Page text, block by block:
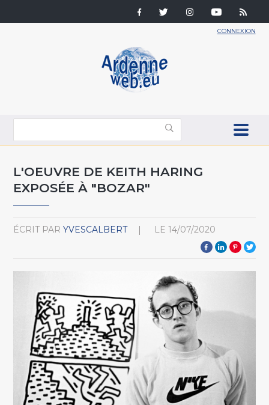
CONNEXION
L'OEUVRE DE KEITH HARING
EXPOSÉE À "BOZAR"
ÉCRIT PAR YVESCALBERT LE 14/07/2020